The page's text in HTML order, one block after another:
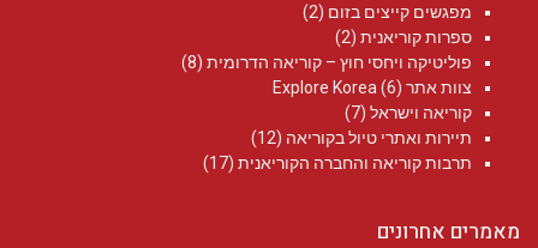
מפגשים קייצים בזום (2)
ספרות קוריאנית (2)
פוליטיקה ויחסי חוץ – קוריאה הדרומית (8)
צוות אתר Explore Korea (6)
קוריאה וישראל (7)
תיירות ואתרי טיול בקוריאה (12)
תרבות קוריאה והחברה הקוריאנית (17)
מאמרים אחרונים